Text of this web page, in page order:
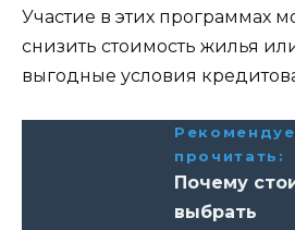
Участие в этих программах
снизить стоимость жилья
выгодные условия
прочитать:
Почему
выбрать